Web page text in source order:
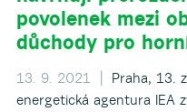
povolenek mezi
důchody pro
13. 9. 2021 |
Praha, 13.
energetická agentura IEA